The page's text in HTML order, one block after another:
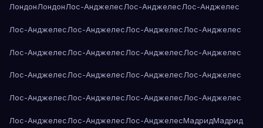
ЛондонЛондонЛос-АнджелесЛос-АнджелесЛос-Анджелес
Лос-АнджелесЛос-АнджелесЛос-АнджелесЛос-Анджелес
Лос-АнджелесЛос-АнджелесЛос-АнджелесЛос-Анджелес
Лос-АнджелесЛос-АнджелесЛос-АнджелесЛос-Анджелес
Лос-АнджелесЛос-АнджелесЛос-АнджелесЛос-Анджелес
Лос-АнджелесЛос-АнджелесЛос-АнджелесМадридМадрид